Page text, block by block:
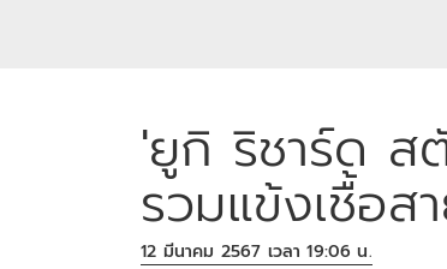
'ยูกิ ริชาร์ด ส
รวมแข้งเชื้อส
12 มีนาคม 2567 เวลา 19:06 น.